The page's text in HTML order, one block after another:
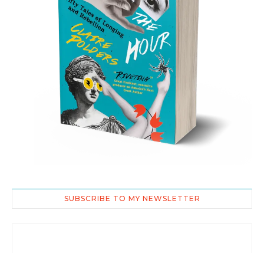
SUBSCRIBE TO MY NEWSLETTER